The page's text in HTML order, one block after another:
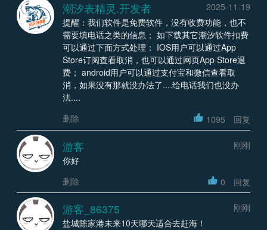
潮汐表精灵.开发者
2025-11-19
提醒：我们软件是免费软件，没有收费功能，也不
需要填电话之类的信息； 如下载其它潮汐软件扣费
可以通过下面方式处理： IOS用户可以通过App
Store订阅查看取消，也可以通过网页App Store退
费； android用户可以通过支付宝和微信查看取
消，如果没有那就没办法了....给电话我们也没办
法....
删除
1095 回复
游客
刚刚
你好
删除
0 回复
游客_86375
刚刚
盐城陈家港未来10天哪天适合去赶海！